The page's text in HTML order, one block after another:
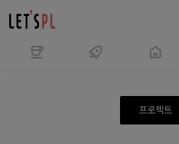
프로젝트